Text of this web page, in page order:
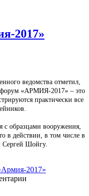
2017»
ведомства отметил,
«АРМИЯ-2017» – это
практически все
с образцами вооружения,
в действии, в том числе в
Сергей Шойгу.
2017»